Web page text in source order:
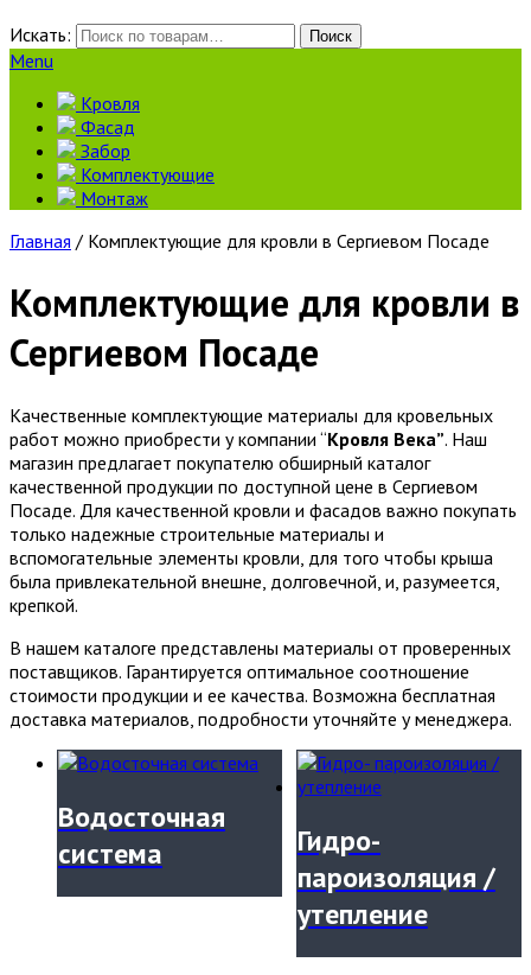
Искать:
Поиск
Menu
Кровля
Фасад
Забор
Комплектующие
Монтаж
Главная / Комплектующие для кровли в Сергиевом Посаде
Комплектующие для кровли в
Сергиевом Посаде
Качественные комплектующие материалы для кровельных
работ можно приобрести у компании “Кровля Века”. Наш
магазин предлагает покупателю обширный каталог
качественной продукции по доступной цене в Сергиевом
Посаде. Для качественной кровли и фасадов важно покупать
только надежные строительные материалы и
вспомогательные элементы кровли, для того чтобы крыша
была привлекательной внешне, долговечной, и, разумеется,
крепкой.
В нашем каталоге представлены материалы от проверенных
поставщиков. Гарантируется оптимальное соотношение
стоимости продукции и ее качества. Возможна бесплатная
доставка материалов, подробности уточняйте у менеджера.
Водосточная
система
Гидро-
пароизоляция /
утепление